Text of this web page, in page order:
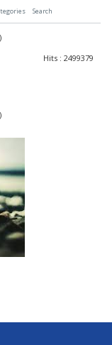
Search
Hits : 2499379